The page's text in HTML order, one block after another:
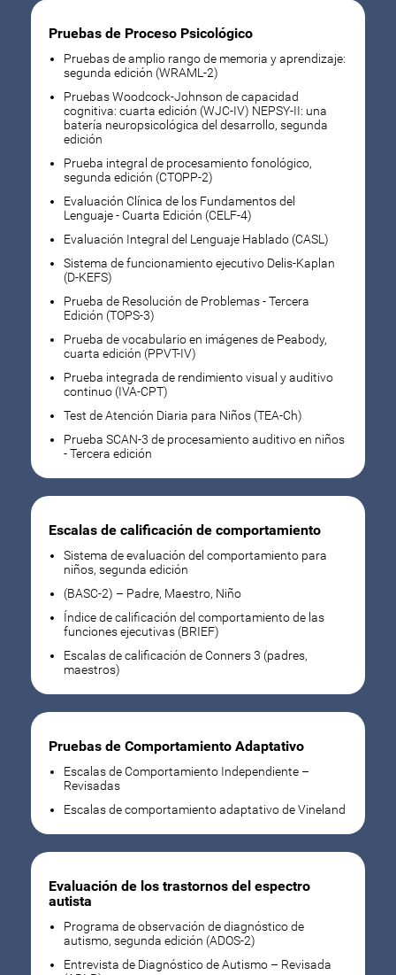
Pruebas de Proceso Psicológico
Pruebas de amplio rango de memoria y aprendizaje:
segunda edición (WRAML-2)
Pruebas Woodcock-Johnson de capacidad
cognitiva: cuarta edición (WJC-IV) NEPSY-II: una
batería neuropsicológica del desarrollo, segunda
edición
Prueba integral de procesamiento fonológico,
segunda edición (CTOPP-2)
Evaluación Clínica de los Fundamentos del
Lenguaje - Cuarta Edición (CELF-4)
Evaluación Integral del Lenguaje Hablado (CASL)
Sistema de funcionamiento ejecutivo Delis-Kaplan
(D-KEFS)
Prueba de Resolución de Problemas - Tercera
Edición (TOPS-3)
Prueba de vocabulario en imágenes de Peabody,
cuarta edición (PPVT-IV)
Prueba integrada de rendimiento visual y auditivo
continuo (IVA-CPT)
Test de Atención Diaria para Niños (TEA-Ch)
Prueba SCAN-3 de procesamiento auditivo en niños
- Tercera edición
Escalas de calificación de comportamiento
Sistema de evaluación del comportamiento para
niños, segunda edición
(BASC-2) – Padre, Maestro, Niño
Índice de calificación del comportamiento de las
funciones ejecutivas (BRIEF)
Escalas de calificación de Conners 3 (padres,
maestros)
Pruebas de Comportamiento Adaptativo
Escalas de Comportamiento Independiente –
Revisadas
Escalas de comportamiento adaptativo de Vineland
Evaluación de los trastornos del espectro
autista
Programa de observación de diagnóstico de
autismo, segunda edición (ADOS-2)
Entrevista de Diagnóstico de Autismo – Revisada